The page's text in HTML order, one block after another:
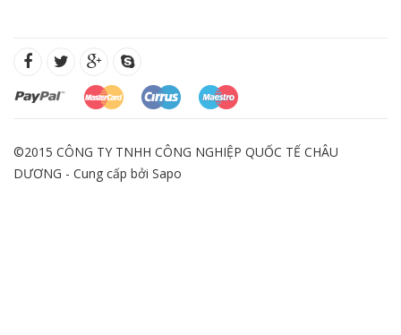
©2015 CÔNG TY TNHH CÔNG NGHIỆP QUỐC TẾ CHÂU
DƯƠNG - Cung cấp bởi Sapo